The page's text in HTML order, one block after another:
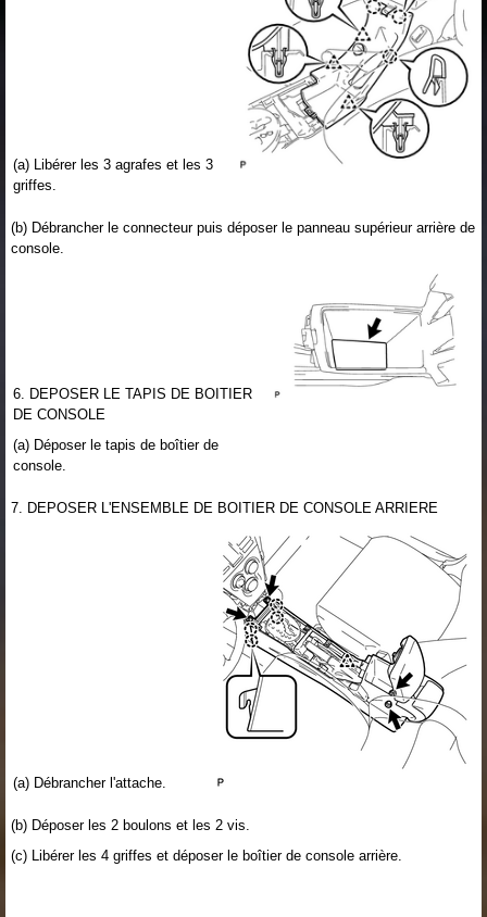
(a) Libérer les 3 agrafes et les 3
griffes.
(b) Débrancher le connecteur puis déposer le panneau supérieur arrière de
console.
6. DEPOSER LE TAPIS DE BOITIER
DE CONSOLE
(a) Déposer le tapis de boîtier de
console.
7. DEPOSER L'ENSEMBLE DE BOITIER DE CONSOLE ARRIERE
(a) Débrancher l'attache.
(b) Déposer les 2 boulons et les 2 vis.
(c) Libérer les 4 griffes et déposer le boîtier de console arrière.